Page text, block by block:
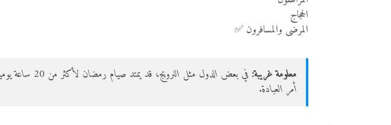
الحجاج
المرضى والمسافرون ✅
معلومة غريبة:
في بعض
أمر العبادة.